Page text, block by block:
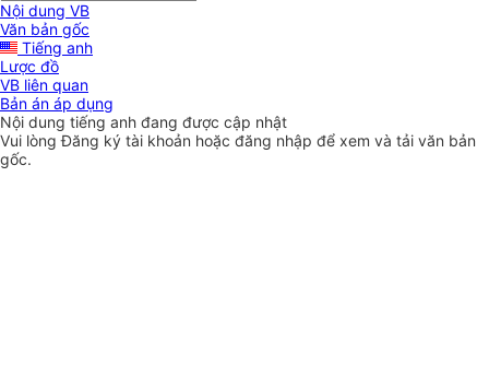
Nội dung VB
Văn bản gốc
Tiếng anh
Lược đồ
VB liên quan
Bản án áp dụng
Nội dung tiếng anh đang được cập nhật
Vui lòngĐăng ký tài khoản hoặc đăng nhập để xem và tải văn bản
gốc.